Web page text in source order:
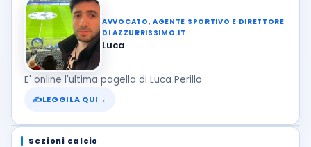
AVVOCATO, AGENTE SPORTIVO E DIRETTORE
DI AZZURRISSIMO.IT
Luca
E' online l'ultima pagella di Luca Perillo
✍LEGGILA QUI →
Sezioni calcio